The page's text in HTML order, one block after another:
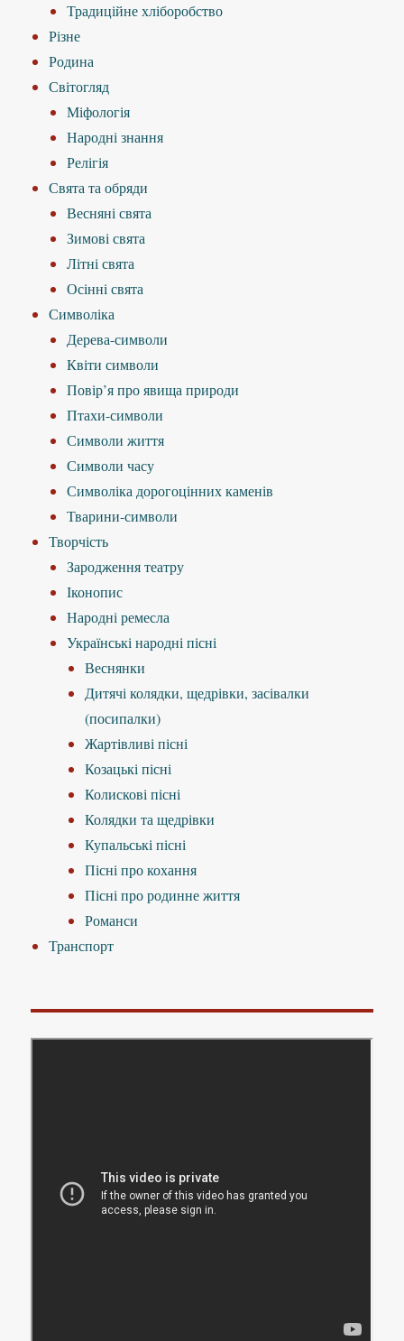
Традиційне хліборобство
Різне
Родина
Світогляд
Міфологія
Народні знання
Релігія
Свята та обряди
Весняні свята
Зимові свята
Літні свята
Осінні свята
Символіка
Дерева-символи
Квіти символи
Повір’я про явища природи
Птахи-символи
Символи життя
Символи часу
Символіка дорогоцінних каменів
Тварини-символи
Творчість
Зародження театру
Іконопис
Народні ремесла
Українські народні пісні
Веснянки
Дитячі колядки, щедрівки, засівалки
(посипалки)
Жартівливі пісні
Козацькі пісні
Колискові пісні
Колядки та щедрівки
Купальські пісні
Пісні про кохання
Пісні про родинне життя
Романси
Транспорт